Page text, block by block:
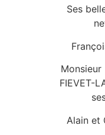
Ses
FIEVET-
Alain et